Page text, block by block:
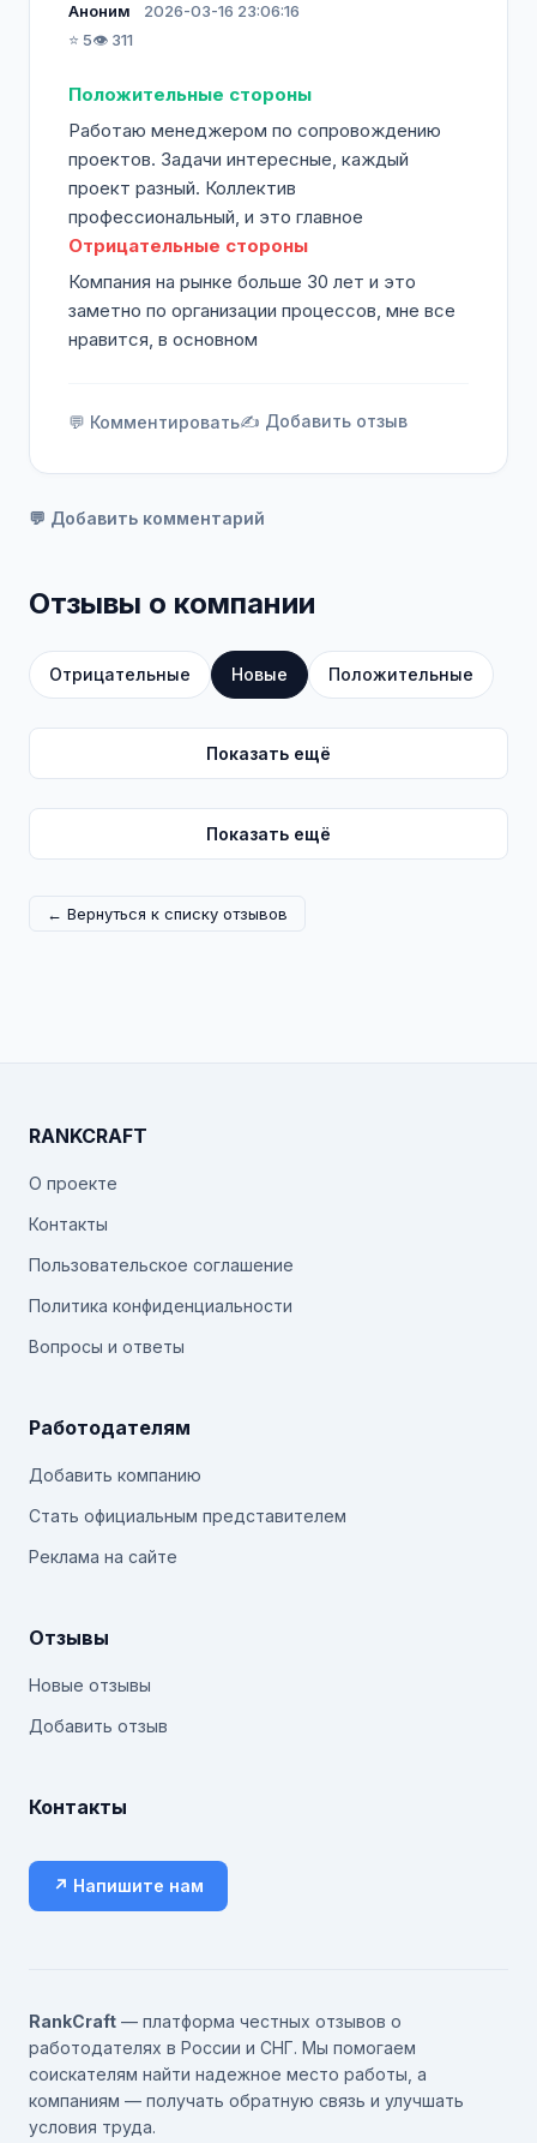
Аноним
2026-03-16 23:06:16
⭐ 5👁️ 311
Положительные стороны
Работаю менеджером по сопровождению
проектов. Задачи интересные, каждый
проект разный. Коллектив
профессиональный, и это главное
Отрицательные стороны
Компания на рынке больше 30 лет и это
заметно по организации процессов, мне все
нравится, в основном
💬 Комментировать✍️ Добавить отзыв
💬 Добавить комментарий
Отзывы о компании
Отрицательные Новые Положительные
Показать ещё
Показать ещё
← Вернуться к списку отзывов
RANKCRAFT
О проекте
Контакты
Пользовательское соглашение
Политика конфиденциальности
Вопросы и ответы
Работодателям
Добавить компанию
Стать официальным представителем
Реклама на сайте
Отзывы
Новые отзывы
Добавить отзыв
Контакты
↗ Напишите нам
RankCraft — платформа честных отзывов о
работодателях в России и СНГ. Мы помогаем
соискателям найти надежное место работы, а
компаниям — получать обратную связь и улучшать
условия труда.